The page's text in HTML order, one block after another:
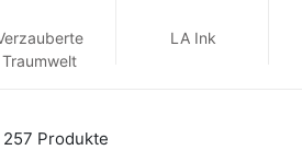
Traumwelt
LA Ink
257 Produkte